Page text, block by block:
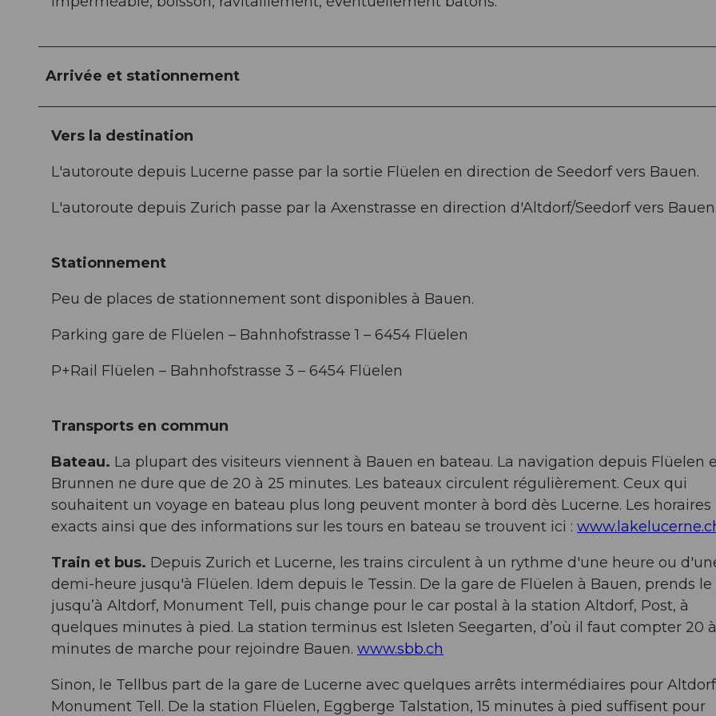
Arrivée et stationnement
Vers la destination
L'autoroute depuis Lucerne passe par la sortie Flüelen en direction de Seedorf vers Bauen.
L'autoroute depuis Zurich passe par la Axenstrasse en direction d'Altdorf/Seedorf vers
Stationnement
Peu de places de stationnement sont disponibles à Bauen.
Parking gare de Flüelen – Bahnhofstrasse 1 – 6454 Flüelen
P+Rail Flüelen – Bahnhofstrasse 3 – 6454 Flüelen
Transports en commun
Bateau. La plupart des visiteurs viennent à Bauen en bateau. La navigation depuis Flüelen
Brunnen ne dure que de 20 à 25 minutes. Les bateaux circulent régulièrement. Ceux qui
souhaitent un voyage en bateau plus long peuvent monter à bord dès Lucerne. Les horaires
exacts ainsi que des informations sur les tours en bateau se trouvent ici :
Train et bus. Depuis Zurich et Lucerne, les trains circulent à un rythme d'une heure ou
demi-heure jusqu'à Flüelen. Idem depuis le Tessin. De la gare de Flüelen à Bauen, prends le
jusqu’à Altdorf, Monument Tell, puis change pour le car postal à la station Altdorf, Post, à
quelques minutes à pied. La station terminus est Isleten Seegarten, d’où il faut compter 20
minutes de marche pour rejoindre Bauen. www.sbb.ch
Sinon, le Tellbus part de la gare de Lucerne avec quelques arrêts intermédiaires pour
Monument Tell. De la station Flüelen, Eggberge Talstation, 15 minutes à pied suffisent pour